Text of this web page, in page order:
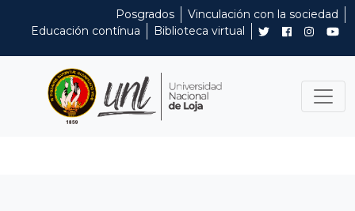
Posgrados
Vinculación con la sociedad
Educación contínua
Biblioteca virtual